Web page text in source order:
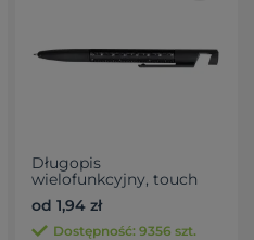
Długopis
wielofunkcyjny, touch
pen, stojak na telefon,
czyścik do ekranu, linijka,
śrubokręty | Tonu
od 1,94 zł
Dostępność: 9356 szt.